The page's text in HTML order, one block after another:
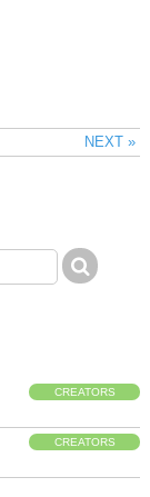
NEXT »
CREATORS
CREATORS